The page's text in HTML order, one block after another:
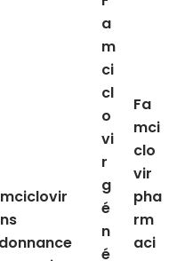
a
m
ci
cl
o
vi
r
g
é
n
é
Fa
mci
clo
vir
pha
rm
aci